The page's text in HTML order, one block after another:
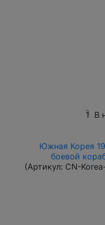
1 В
Южная Корея
боевой
(Артикул: CN-